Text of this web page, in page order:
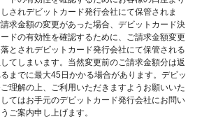
されデビットカード発行会社にて保管されま
求金額の変更があった場合、デビットカード決
ドの有効性を確認するために、ご請求金額変更
とされデビットカード発行会社にて保管される
てしまいます。当然変更前のご請求金額分は返
までに最大45日かかる場合があります。デビッ
理解の上、ご利用いただきますようお願いいた
てはお手元のデビットカード発行会社にお問い
ご案内申し上げます。